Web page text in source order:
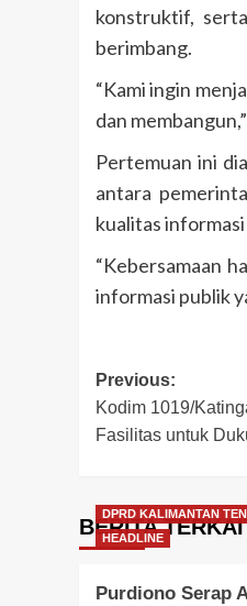
konstruktif,
berimbang.
“Kami ingin
dan
Pertemuan ini
antara
kualitas
“Kebersamaan
informasi publik
Post
Previous:
Kodim 1019/
Fasilitas untuk
BERITA
DPRD KALIMANTAN
HEADLINE
Purdiono Serap